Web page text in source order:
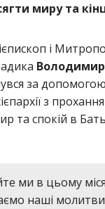
миру та
і
Володимир
за
з
та спокій в
ми в цьому
наші